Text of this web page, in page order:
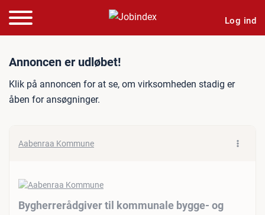
Log ind
Jobannonce:
Annoncen er udløbet!
Klik på annoncen for at se, om virksomheden stadig er
åben for ansøgninger.
Aabenraa Kommune
Bygherrerådgiver til kommunale bygge- og